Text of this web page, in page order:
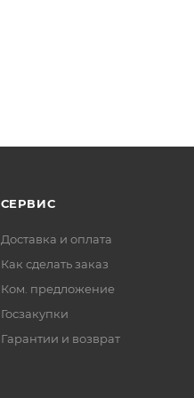
СЕРВИС
Доставка и оплата
Как сделать заказ
Ком. предложение
Госзакупки
Гарантии и возврат